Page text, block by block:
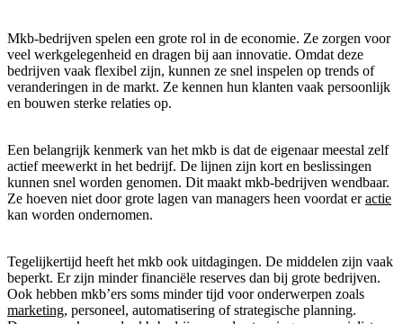
Mkb-bedrijven spelen een grote rol in de economie. Ze zorgen voor
veel werkgelegenheid en dragen bij aan innovatie. Omdat deze
bedrijven vaak flexibel zijn, kunnen ze snel inspelen op trends of
veranderingen in de markt. Ze kennen hun klanten vaak persoonlijk
en bouwen sterke relaties op.
Een belangrijk kenmerk van het mkb is dat de eigenaar meestal zelf
actief meewerkt in het bedrijf. De lijnen zijn kort en beslissingen
kunnen snel worden genomen. Dit maakt mkb-bedrijven wendbaar.
Ze hoeven niet door grote lagen van managers heen voordat eractie
kan worden ondernomen.
Tegelijkertijd heeft het mkb ook uitdagingen. De middelen zijn vaak
beperkt. Er zijn minder financiële reserves dan bij grote bedrijven.
Ook hebben mkb’ers soms minder tijd voor onderwerpen zoals
marketing, personeel, automatisering of strategische planning.